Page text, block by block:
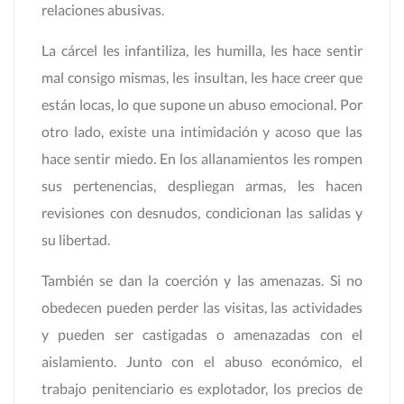
relaciones abusivas.
La cárcel les infantiliza, les humilla, les hace sentir
mal consigo mismas, les insultan, les hace creer que
están locas, lo que supone un abuso emocional. Por
otro lado, existe una intimidación y acoso que las
hace sentir miedo. En los allanamientos les rompen
sus pertenencias, despliegan armas, les hacen
revisiones con desnudos, condicionan las salidas y
su libertad.
También se dan la coerción y las amenazas. Si no
obedecen pueden perder las visitas, las actividades
y pueden ser castigadas o amenazadas con el
aislamiento. Junto con el abuso económico, el
trabajo penitenciario es explotador, los precios de